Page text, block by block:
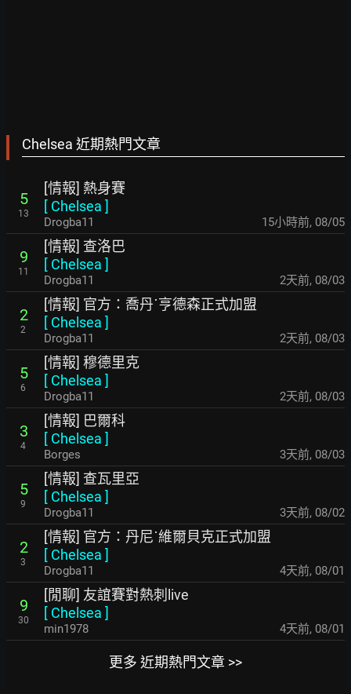
Chelsea 近期熱門文章
5
13
[情報] 熱身賽
[ Chelsea ]
Drogba11 15小時前, 08/05
9
11
[情報] 查洛巴
[ Chelsea ]
Drogba11 2天前, 08/03
2
2
[情報] 官方：喬丹˙亨德森正式加盟
[ Chelsea ]
Drogba11 2天前, 08/03
5
6
[情報] 穆德里克
[ Chelsea ]
Drogba11 2天前, 08/03
3
4
[情報] 巴爾科
[ Chelsea ]
Borges 3天前, 08/03
5
9
[情報] 查瓦里亞
[ Chelsea ]
Drogba11 3天前, 08/02
2
3
[情報] 官方：丹尼˙維爾貝克正式加盟
[ Chelsea ]
Drogba11 4天前, 08/01
9
30
[閒聊] 友誼賽對熱刺live
[ Chelsea ]
min1978 4天前, 08/01
更多 近期熱門文章 >>